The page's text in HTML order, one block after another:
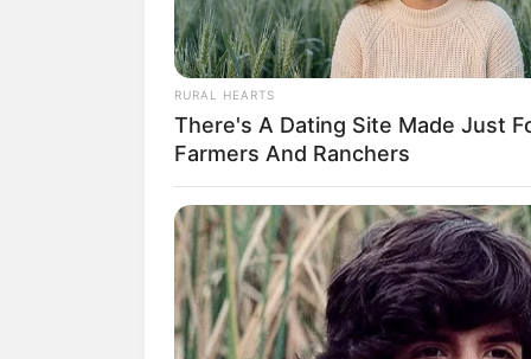
Lage des Japanischer
Hier kann die Route zu
(Breitengrad) = 51.1127
Der Japanischer Garten in
RURAL HEARTS
There's A Dating Site Made Just
Farmers And Ranchers